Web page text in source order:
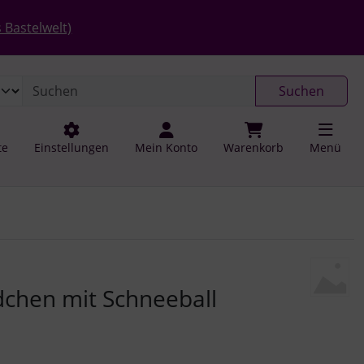
Bastelwelt)
Suchen
Einstellungen Mein Konto Warenkorb Menü
mit Schneeball
Zum Vergrößern klicken Sie auf das Bild.